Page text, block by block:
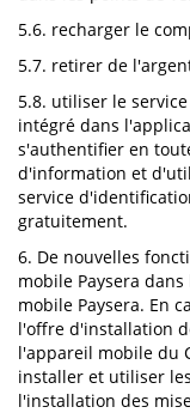
5.6. recharger le
5.7. retirer de
5.8. utiliser le
intégré dans
s'authentifier en
d'information et
service
gratuitement.
6. De nouvelles
mobile Paysera
mobile Paysera. En
l'offre d'installation
l'appareil mobile du
installer et utiliser
l'installation des